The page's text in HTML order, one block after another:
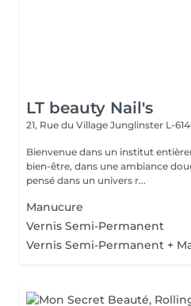
LT beauty Nail's
21, Rue du Village Junglinster L-
Bienvenue dans un institut
bien-être, dans une ambiance
pensé dans un univers r...
Manucure
Vernis Semi-Permanent
Vernis Semi-Permanent +